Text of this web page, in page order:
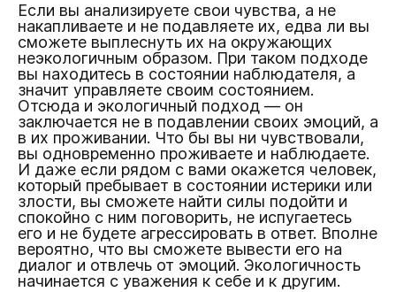
Если вы анализируете свои чувства, а не
накапливаете и не подавляете их, едва ли вы
сможете выплеснуть их на окружающих
неэкологичным образом. При таком подходе
вы находитесь в состоянии наблюдателя, а
значит управляете своим состоянием.
Отсюда и экологичный подход — он
заключается не в подавлении своих эмоций, а
в их проживании. Что бы вы ни чувствовали,
вы одновременно проживаете и наблюдаете.
И даже если рядом с вами окажется человек,
который пребывает в состоянии истерики или
злости, вы сможете найти силы подойти и
спокойно с ним поговорить, не испугаетесь
его и не будете агрессировать в ответ. Вполне
вероятно, что вы сможете вывести его на
диалог и отвлечь от эмоций. Экологичность
начинается с уважения к себе и к другим.